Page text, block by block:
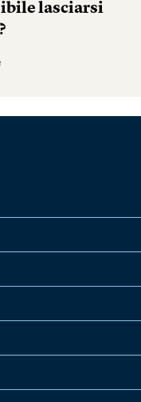
lasciarsi